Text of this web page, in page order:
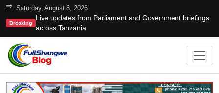
Saturday, August 8, 2026
Breaking
Live updates from Parliament and Government briefings
across Tanzania